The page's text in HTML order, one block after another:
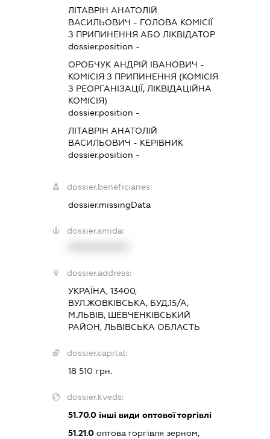
ЛІТАВРІН АНАТОЛІЙ
ВАСИЛЬОВИЧ - ГОЛОВА КОМІСІЇ
З ПРИПИНЕННЯ АБО ЛІКВІДАТОР
dossier.position -
ОРОБЧУК АНДРІЙ ІВАНОВИЧ -
КОМІСІЯ З ПРИПИНЕННЯ (КОМІСІЯ
З РЕОРГАНІЗАЦІЇ, ЛІКВІДАЦІЙНА
КОМІСІЯ)
dossier.position -
ЛІТАВРІН АНАТОЛІЙ
ВАСИЛЬОВИЧ - КЕРІВНИК
dossier.position -
dossier.beneficiaries:
dossier.missingData
dossier.smida:
dossier.address:
УКРАЇНА, 13400,
ВУЛ.ЖОВКІВСЬКА, БУД.15/А,
М.ЛЬВІВ, ШЕВЧЕНКІВСЬКИЙ
РАЙОН, ЛЬВІВСЬКА ОБЛАСТЬ
dossier.capital:
18 510 грн.
dossier.kveds:
51.70.0 інші види оптової торгівлі
51.21.0 оптова торгівля зерном,